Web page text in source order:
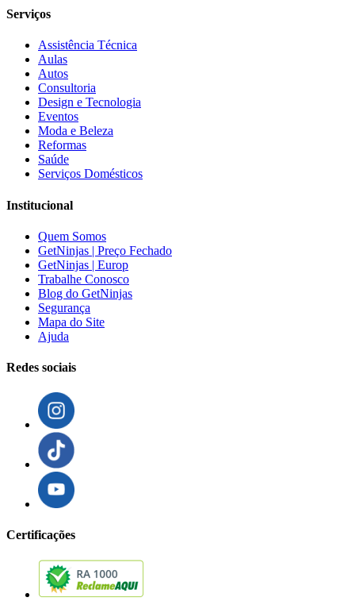
Serviços
Assistência Técnica
Aulas
Autos
Consultoria
Design e Tecnologia
Eventos
Moda e Beleza
Reformas
Saúde
Serviços Domésticos
Institucional
Quem Somos
GetNinjas | Preço Fechado
GetNinjas | Europ
Trabalhe Conosco
Blog do GetNinjas
Segurança
Mapa do Site
Ajuda
Redes sociais
Certificações